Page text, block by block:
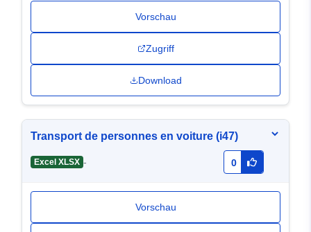
Vorschau
Zugriff
Download
Transport de personnes en voiture (i47)
Excel XLSX - 0
Vorschau